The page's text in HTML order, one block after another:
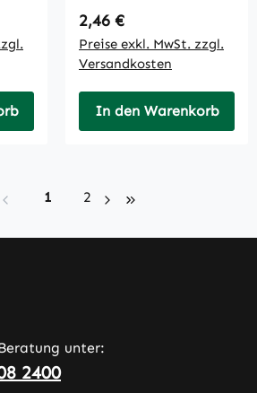
Regulärer Preis:
2,46 €
Preise exkl. MwSt. zzgl.
Versandkosten
In den Warenkorb
Seite
1 Seite
2
unter:
2400